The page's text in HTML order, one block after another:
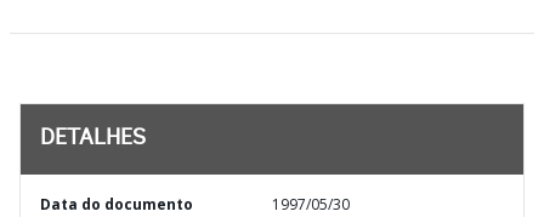
DETALHES
Data do documento 1997/05/30